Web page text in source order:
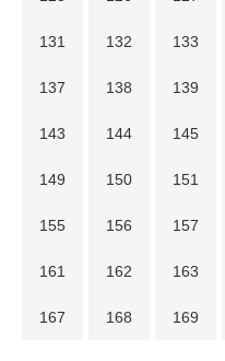
131 132 133
137 138 139
143 144 145
149 150 151
155 156 157
161 162 163
167 168 169